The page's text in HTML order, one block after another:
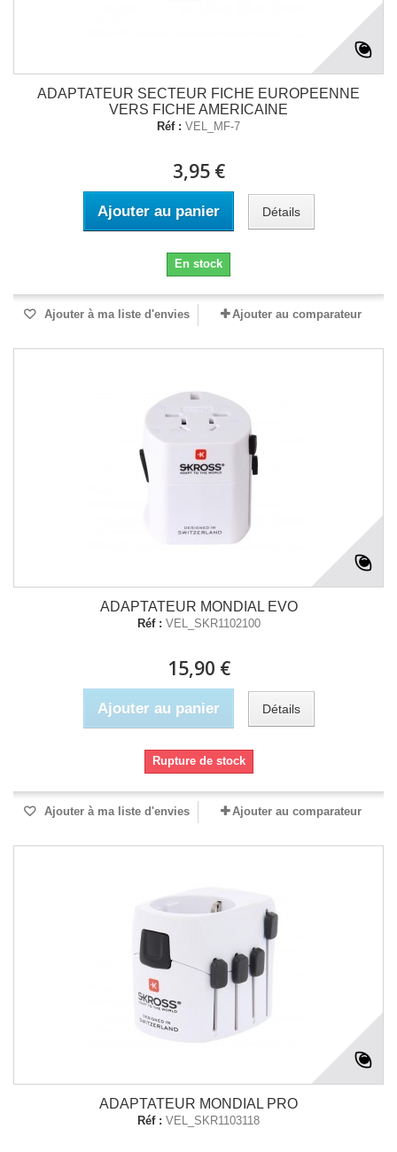
ADAPTATEUR SECTEUR FICHE EUROPEENNE
VERS FICHE AMERICAINE
Réf : VEL_MF-7
3,95 €
Ajouter au panier Détails
En stock
Ajouter à ma liste d'envies Ajouter au comparateur
ADAPTATEUR MONDIAL EVO
Réf : VEL_SKR1102100
15,90 €
Ajouter au panier Détails
Rupture de stock
Ajouter à ma liste d'envies Ajouter au comparateur
ADAPTATEUR MONDIAL PRO
Réf : VEL_SKR1103118